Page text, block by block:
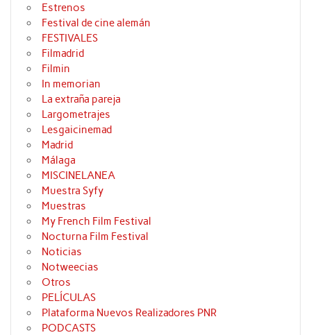
Estrenos
Festival de cine alemán
FESTIVALES
Filmadrid
Filmin
In memorian
La extraña pareja
Largometrajes
Lesgaicinemad
Madrid
Málaga
MISCINELANEA
Muestra Syfy
Muestras
My French Film Festival
Nocturna Film Festival
Noticias
Notweecias
Otros
PELÍCULAS
Plataforma Nuevos Realizadores PNR
PODCASTS